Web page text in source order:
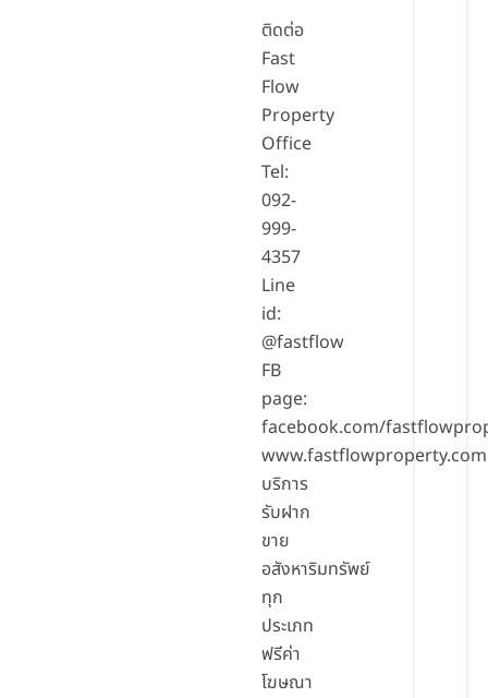
ติดต่อ
Fast
Flow
Property
Office
Tel:
092-
999-
4357
Line
id:
@fastflow
FB
page:
facebook.com/
www.fastflowproperty.com
บริการ
รับฝาก
ขาย
อสังหาริมทรัพย์
ทุก
ประเภท
ฟรีค่า
โฆษณา